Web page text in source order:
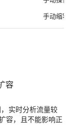
手动缩容
容
实时分析流量较
容，且不能影响正